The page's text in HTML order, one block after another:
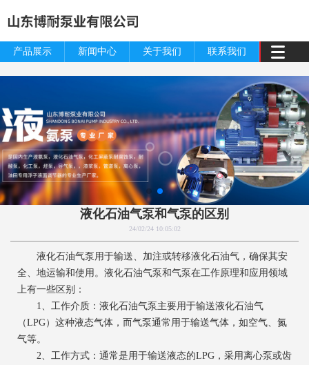
产品展示 新闻中心 关于我们 联系我们
液化石油气泵和气泵的区别
24/02/24 10:05:02
液化石油气泵用于输送、加注或转移液化石油气，确保其安
全、地运输和使用。液化石油气泵和气泵在工作原理和应用领域
上有一些区别：
1、工作介质：液化石油气泵主要用于输送液化石油气
（LPG）这种液态气体，而气泵通常用于输送气体，如空气、氮
气等。
2、工作方式：通常是用于输送液态的LPG，采用离心泵或齿